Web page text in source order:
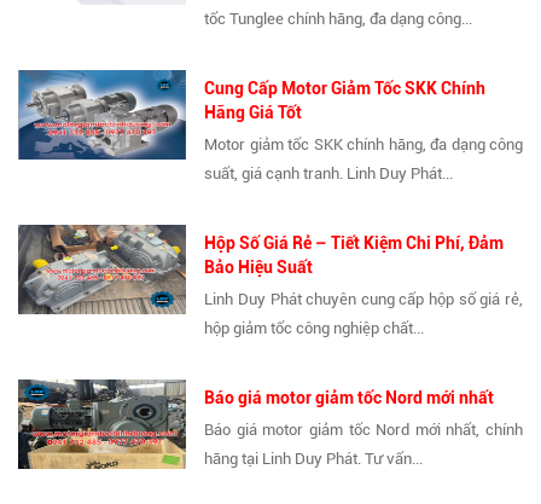
tốc Tunglee chính hãng, đa dạng công...
Cung Cấp Motor Giảm Tốc SKK Chính
Hãng Giá Tốt
Motor giảm tốc SKK chính hãng, đa dạng công
suất, giá cạnh tranh. Linh Duy Phát...
Hộp Số Giá Rẻ – Tiết Kiệm Chi Phí, Đảm
Bảo Hiệu Suất
Linh Duy Phát chuyên cung cấp hộp số giá rẻ,
hộp giảm tốc công nghiệp chất...
Báo giá motor giảm tốc Nord mới nhất
Báo giá motor giảm tốc Nord mới nhất, chính
hãng tại Linh Duy Phát. Tư vấn...